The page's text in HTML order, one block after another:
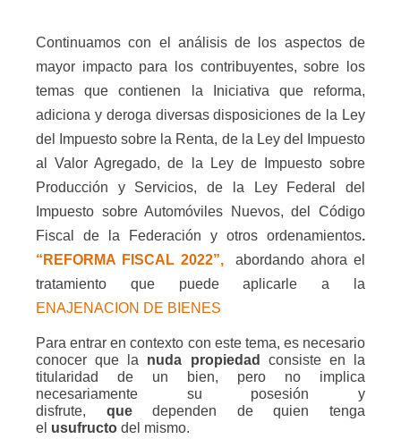
Continuamos con el análisis de los aspectos de
mayor impacto para los contribuyentes, sobre los
temas que contienen la Iniciativa que reforma,
adiciona y deroga diversas disposiciones de la Ley
del Impuesto sobre la Renta, de la Ley del Impuesto
al Valor Agregado, de la Ley de Impuesto sobre
Producción y Servicios, de la Ley Federal del
Impuesto sobre Automóviles Nuevos, del Código
Fiscal de la Federación y otros ordenamientos.
“REFORMA FISCAL 2022”,
abordando ahora el
tratamiento que puede aplicarle a la
ENAJENACION DE BIENES
Para entrar en contexto con este tema, es necesario
conocer que la nuda propiedad
consiste en la
titularidad de un bien, pero no implica
necesariamente su posesión y
disfrute, quedependen de quien tenga
el usufructo del mismo.